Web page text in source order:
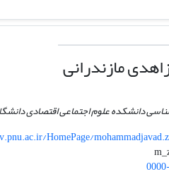
مازندرانی
دانشکده علوم اجتماعی اقتصادی
HomePage/